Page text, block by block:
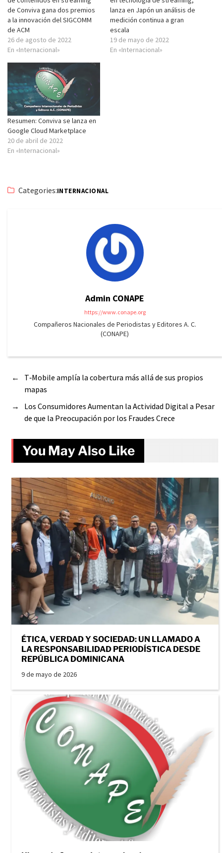
de Conviva gana dos premios
a la innovación del SIGCOMM
de ACM
26 de agosto de 2022
En «Internacional»
lanza en Japón un análisis de
medición continua a gran
escala
19 de mayo de 2022
En «Internacional»
Resumen: Conviva se lanza en
Google Cloud Marketplace
20 de abril de 2022
En «Internacional»
Categories:INTERNACIONAL
Admin CONAPE
https://www.conape.org
Compañeros Nacionales de Periodistas y Editores A. C.
(CONAPE)
←
T‑Mobile amplía la cobertura más allá de sus propios
mapas
→
Los Consumidores Aumentan la Actividad Digital a Pesar
de que la Preocupación por los Fraudes Crece
You May Also Like
ÉTICA, VERDAD Y SOCIEDAD: UN LLAMADO A
LA RESPONSABILIDAD PERIODÍSTICA DESDE
REPÚBLICA DOMINICANA
9 de mayo de 2026